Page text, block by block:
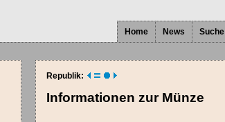
Home News Suche
Republik:
Informationen zur Münze